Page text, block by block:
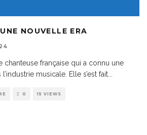
NOUVELLE ERA
chanteuse française qui a connu une
musicale. Elle s’est fait
0 15 VIEWS